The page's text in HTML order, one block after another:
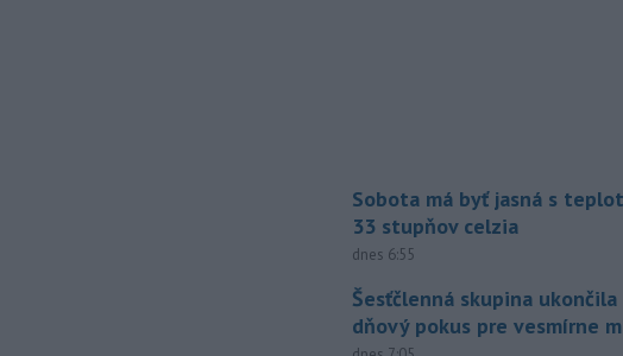
Sobota má byť jasná s
33 stupňov celzia
dnes 6:55
Šesťčlenná skupina
dňový pokus pre vesmírne